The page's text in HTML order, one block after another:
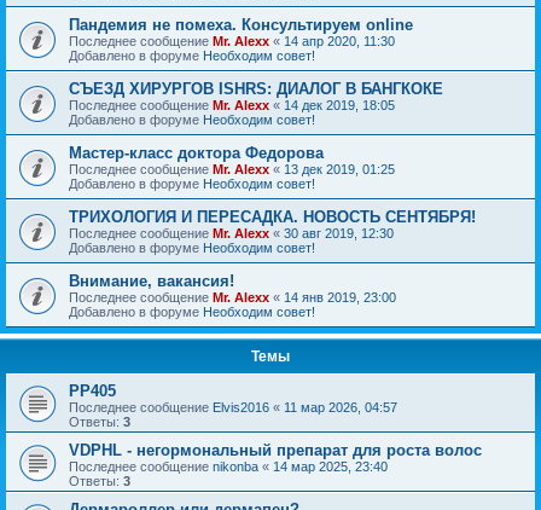
Пандемия не помеха. Консультируем online
Последнее сообщение Mr. Alexx « 14 апр 2020, 11:30
Добавлено в форуме Необходим совет!
СЪЕЗД ХИРУРГОВ ISHRS: ДИАЛОГ В БАНГКОКЕ
Последнее сообщение Mr. Alexx « 14 дек 2019, 18:05
Добавлено в форуме Необходим совет!
Мастер-класс доктора Федорова
Последнее сообщение Mr. Alexx « 13 дек 2019, 01:25
Добавлено в форуме Необходим совет!
ТРИХОЛОГИЯ И ПЕРЕСАДКА. НОВОСТЬ СЕНТЯБРЯ!
Последнее сообщение Mr. Alexx « 30 авг 2019, 12:30
Добавлено в форуме Необходим совет!
Внимание, вакансия!
Последнее сообщение Mr. Alexx « 14 янв 2019, 23:00
Добавлено в форуме Необходим совет!
Темы
РР405
Последнее сообщение Elvis2016 « 11 мар 2026, 04:57
Ответы: 3
VDPHL - негормональный препарат для роста волос
Последнее сообщение nikonba « 14 мар 2025, 23:40
Ответы: 3